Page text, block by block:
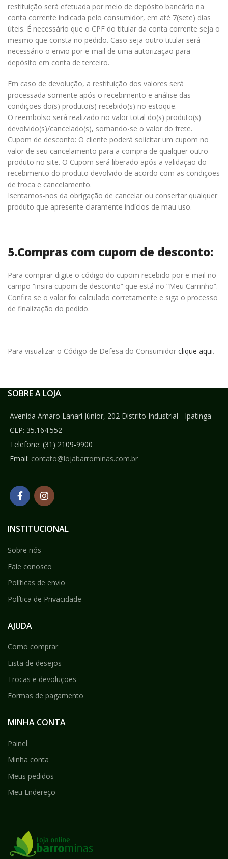
restituição será efetuada por meio de depósito bancário na
conta corrente indicada pelo consumidor, em até 7(sete) dias
úteis. É necessário que o CPF do titular da conta corrente seja o
mesmo que consta no pedido. Caso seja outro titular será
necessário o envio por e-mail de uma autorização para
depósito em conta de terceiro.
Em caso de devolução, a restituição dos valores será
processada somente após o recebimento e análise das
condições do(s) produto(s) recebido(s) no estoque.
O reembolso será realizado no valor total do(s) produto(s)
devolvido(s)/cancelado(s), somando-se o valor do frete.
Cupom de desconto: O cliente poderá solicitar um cupom no
valor de seu cancelamento para a compra de qualquer outro
produto no site. O Cupom será liberado após a validação do
recebimento do produto devolvido de acordo com as condições
de troca e cancelamento.
Isentamos-nos da obrigação de cancelar ou consertar qualquer
produto que apresente claramente indícios de mau uso.
5.Compras com cupom de desconto:
Para comprar digite o código do cupom recebido por e-mail no
campo “insira cupom de desconto” que está no “Meu Carrinho”.
Confira se o valor foi calculado corretamente e siga o processo
de finalização do pedido.
Para visualizar o Código de Defesa do Consumidor clique aqui.
SOBRE A LOJA
Avenida Amaro Lanari Júnior, 202 Distrito Industrial - Ipatinga
CEP: 35.164.552
Telefone: (31) 2109-9900
Email: contato@lojabarrominas.com.br
INSTITUCIONAL
Sobre nós
Fale conosco
Políticas de envio
Política de Privacidade
AJUDA
Como comprar
Lista de desejos
Trocas e devoluções
Formas de pagamento
MINHA CONTA
Painel
Minha conta
Meus pedidos
Meu Endereço